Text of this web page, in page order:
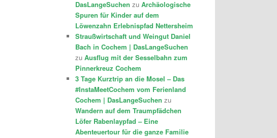
DasLangeSuchen zu Archäologische
Spuren für Kinder auf dem
Löwenzahn Erlebnispfad Nettersheim
Straußwirtschaft und Weingut Daniel
Bach in Cochem | DasLangeSuchen
zu Ausflug mit der Sesselbahn zum
Pinnerkreuz Cochem
3 Tage Kurztrip an die Mosel – Das
#InstaMeetCochem vom Ferienland
Cochem | DasLangeSuchen zu
Wandern auf dem Traumpfädchen
Löfer Rabenlaypfad – Eine
Abenteuertour für die ganze Familie